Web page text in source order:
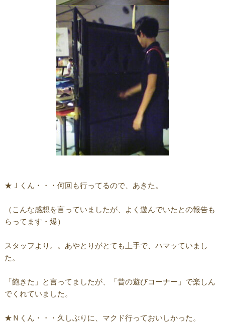
★Ｊくん・・・何回も行ってるので、あきた。
（こんな感想を言っていましたが、よく遊んでいたとの報告も
らってます・爆）
スタッフより。。あやとりがとても上手で、ハマッていまし
た。
「飽きた」と言ってましたが、「昔の遊びコーナー」で楽しん
でくれていました。
★Ｎくん・・・久しぶりに、マクド行っておいしかった。